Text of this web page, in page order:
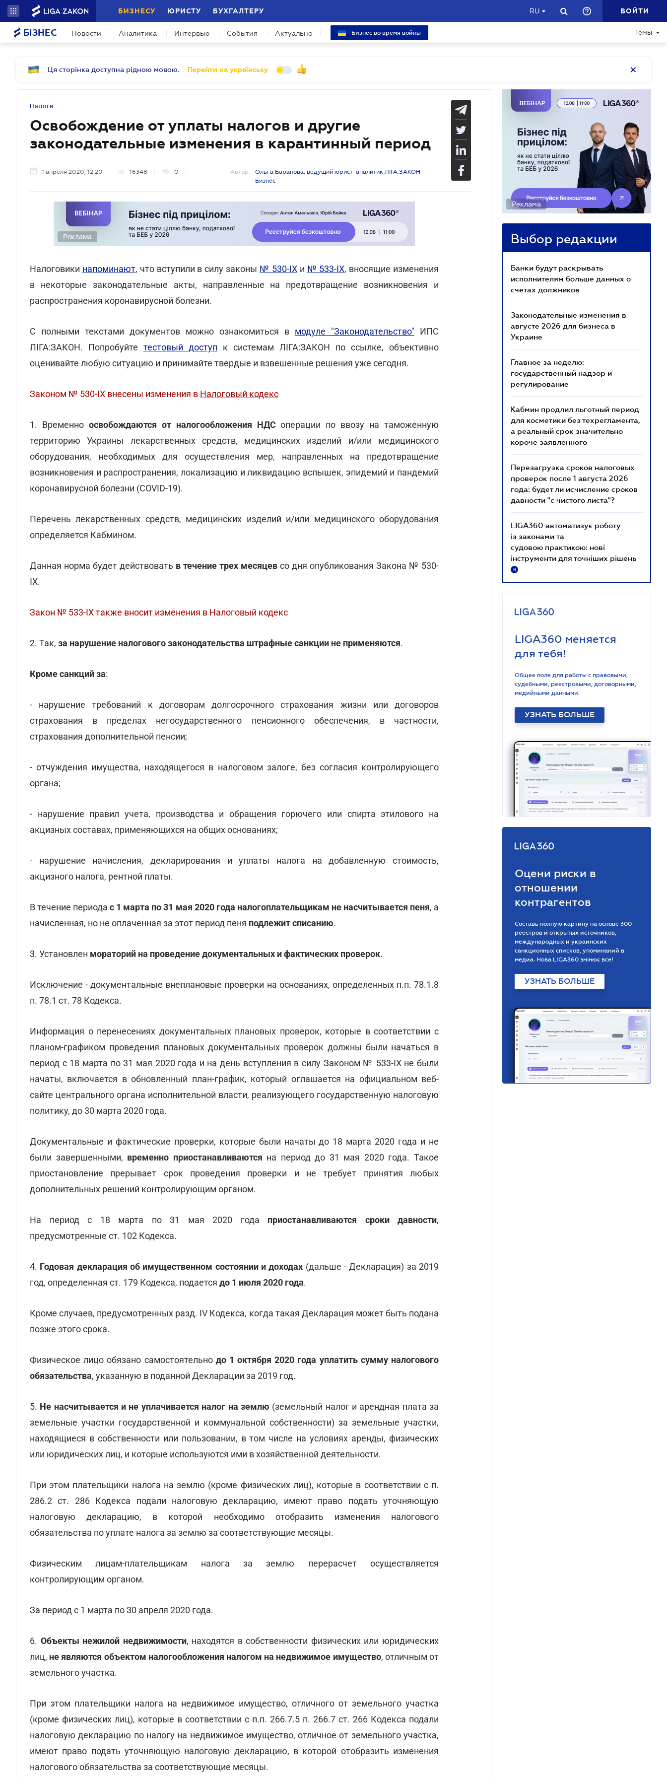
БИЗНЕСУ ЮРИСТУ БУХГАЛТЕРУ RU ВОЙТИ
БІЗНЕС Новости Аналитика Интервью События Актуально Бизнес во время войны Темы
Ця сторінка доступна рідною мовою. Перейти на українську
Налоги
Освобождение от уплаты налогов и другие
законодательные изменения в карантинный период
1 апреля 2020, 12:20 16348 0 Автор:
Ольга Баранова, ведущий юрист-аналитик ЛІГА:ЗАКОН
Бизнес
Реклама
Налоговики напоминают, что вступили в силу законы № 530-ІХи № 533-ІХ, вносящие изменения
в некоторые законодательные акты, направленные на предотвращение возникновения и
распространения коронавирусной болезни.
С полными текстами документов можно ознакомиться в модуле "Законодательство" ИПС
ЛІГА:ЗАКОН. Попробуйте тестовый доступ к системам ЛІГА:ЗАКОН по ссылке, объективно
оценивайте любую ситуацию и принимайте твердые и взвешенные решения уже сегодня.
Законом № 530-IX внесены изменения в Налоговый кодекс
1. Временно освобождаются от налогообложения НДСоперации по ввозу на таможенную
территорию Украины лекарственных средств, медицинских изделий и/или медицинского
оборудования, необходимых для осуществления мер, направленных на предотвращение
возникновения и распространения, локализацию и ликвидацию вспышек, эпидемий и пандемий
коронавирусной болезни (COVID-19).
Перечень лекарственных средств, медицинских изделий и/или медицинского оборудования
определяется Кабмином.
Данная норма будет действовать в течение трех месяцев со дня опубликования Закона № 530-
IX.
Закон № 533-IX также вносит изменения в Налоговый кодекс
2. Так, за нарушение налогового законодательства штрафные санкции не применяются.
Кроме санкций за:
- нарушение требований к договорам долгосрочного страхования жизни или договоров
страхования в пределах негосударственного пенсионного обеспечения, в частности,
страхования дополнительной пенсии;
- отчуждения имущества, находящегося в налоговом залоге, без согласия контролирующего
органа;
- нарушение правил учета, производства и обращения горючего или спирта этилового на
акцизных составах, применяющихся на общих основаниях;
- нарушение начисления, декларирования и уплаты налога на добавленную стоимость,
акцизного налога, рентной платы.
В течение периодас 1 марта по 31 мая 2020 года налогоплательщикам не насчитывается пеня, а
начисленная, но не оплаченная за этот период пеня подлежит списанию.
3. Установлен мораторий на проведение документальных и фактических проверок.
Исключение - документальные внеплановые проверки на основаниях, определенных п.п. 78.1.8
п. 78.1 ст. 78 Кодекса.
Информация о перенесениях документальных плановых проверок, которые в соответствии с
планом-графиком проведения плановых документальных проверок должны были начаться в
период с 18 марта по 31 мая 2020 года и на день вступления в силу Законом № 533-IX не были
начаты, включается в обновленный план-график, который оглашается на официальном веб-
сайте центрального органа исполнительной власти, реализующего государственную налоговую
политику, до 30 марта 2020 года.
Документальные и фактические проверки, которые были начаты до 18 марта 2020 года и не
были завершенными, временно приостанавливаются на период до 31 мая 2020 года. Такое
приостановление прерывает срок проведения проверки и не требует принятия любых
дополнительных решений контролирующим органом.
На период с 18 марта по 31 мая 2020 года приостанавливаются сроки давности,
предусмотренные ст. 102 Кодекса.
4. Годовая декларация об имущественном состоянии и доходах (дальше - Декларация) за 2019
год, определенная ст. 179 Кодекса, подается до 1 июля 2020 года.
Кроме случаев, предусмотренных разд. IV Кодекса, когда такая Декларация может быть подана
позже этого срока.
Физическое лицо обязано самостоятельно до 1 октября 2020 года уплатить сумму налогового
обязательства, указанную в поданной Декларации за 2019 год.
5. Не насчитывается и не уплачивается налог на землю (земельный налог и арендная плата за
земельные участки государственной и коммунальной собственности) за земельные участки,
находящиеся в собственности или пользовании, в том числе на условиях аренды, физических
или юридических лиц, и которые используются ими в хозяйственной деятельности.
При этом плательщики налога на землю (кроме физических лиц), которые в соответствии с п.
286.2 ст. 286 Кодекса подали налоговую декларацию, имеют право подать уточняющую
налоговую декларацию, в которой необходимо отобразить изменения налогового
обязательства по уплате налога за землю за соответствующие месяцы.
Физическим лицам-плательщикам налога за землю перерасчет осуществляется
контролирующим органом.
За период с 1 марта по 30 апреля 2020 года.
6. Объекты нежилой недвижимости, находятся в собственности физических или юридических
лиц, не являются объектом налогообложения налогом на недвижимое имущество, отличным от
земельного участка.
При этом плательщики налога на недвижимое имущество, отличного от земельного участка
(кроме физических лиц), которые в соответствии с п.п. 266.7.5 п. 266.7 ст. 266 Кодекса подали
налоговую декларацию по налогу на недвижимое имущество, отличное от земельного участка,
имеют право подать уточняющую налоговую декларацию, в которой отобразить изменения
налогового обязательства за соответствующие месяцы.
Реклама
Выбор редакции
Банки будут раскрывать
исполнителям больше данных о
счетах должников
Законодательные изменения в
августе 2026 для бизнеса в
Украине
Главное за неделю:
государственный надзор и
регулирование
Кабмин продлил льготный период
для косметики без техрегламента,
а реальный срок значительно
короче заявленного
Перезагрузка сроков налоговых
проверок после 1 августа 2026
года: будет ли исчисление сроков
давности "с чистого листа"?
LIGA360 автоматизує роботу
із законами та
судовою практикою: нові
інструменти для точніших рішень
R
LIGA360 меняется
для тебя!
Общее поле для работы с правовыми,
судебными, реестровыми, договорными,
медийными данными.
УЗНАТЬ БОЛЬШЕ
Оцени риски в
отношении
контрагентов
Составь полную картину на основе 300
реестров и открытых источников,
международных и украинских
санкционных списков, упоминаний в
медиа. Нова LIGA360 змінює все!
УЗНАТЬ БОЛЬШЕ